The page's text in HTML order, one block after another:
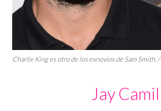
Charlie King es otro de los exnovios de Sam Smith.
Jay